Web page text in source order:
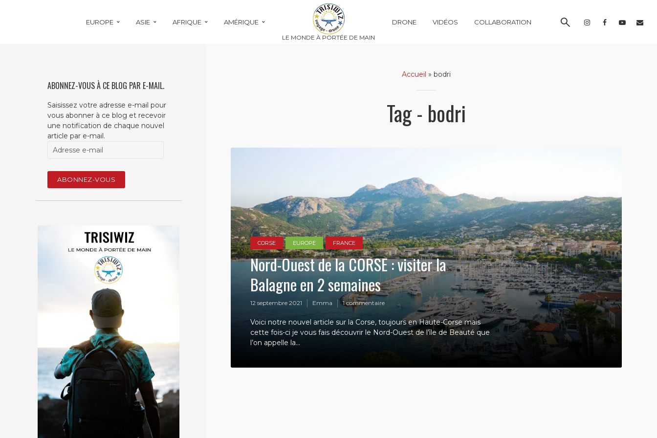
EUROPE ASIE AFRIQUE AMÉRIQUE
LE MONDE À PORTÉE DE MAIN
DRONE VIDÉOS COLLABORATION
ABONNEZ-VOUS À CE BLOG PAR E-MAIL.
Saisissez votre adresse e-mail pour
vous abonner à ce blog et recevoir
une notification de chaque nouvel
article par e-mail.
Adresse
e-
ABONNEZ-VOUS
Accueil » bodri
Tag - bodri
CORSE EUROPE FRANCE
Nord-Ouest de la CORSE : visiter la
Balagne en 2 semaines
12 septembre 2021 Emma 1 commentaire
Voici notre nouvel article sur la Corse, toujours en Haute-Corse mais
cette fois-ci je vous fais découvrir le Nord-Ouest de l’île de Beauté que
l’on appelle la...